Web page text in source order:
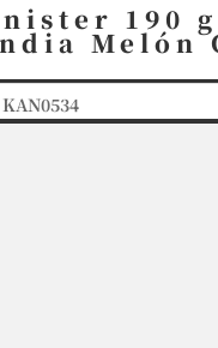
190
Melón
KAN0534